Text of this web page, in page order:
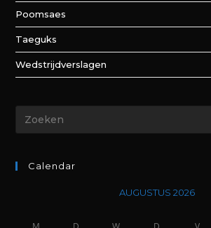
Poomsaes
Taeguks
Wedstrijdverslagen
Calendar
AUGUSTUS 2026